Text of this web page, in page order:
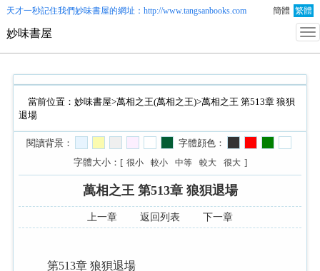
天才一秒記住我們妙味書屋的網址：http://www.tangsanbooks.com 簡體 繁體
妙味書屋
當前位置： 妙味書屋>萬相之王(萬相之王)>萬相之王 第513章 狼狽
退場
閱讀背景：
字體顔色：
字體大小：[ 很小 較小 中等 較大 很大 ]
萬相之王 第513章 狼狽退場
上一章 返回列表 下一章
第513章 狼狽退場